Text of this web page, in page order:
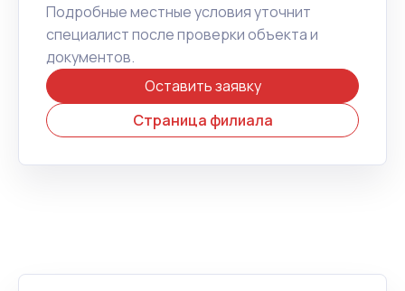
Подробные местные условия уточнит
специалист после проверки объекта и
документов.
Оставить заявку
Страница филиала